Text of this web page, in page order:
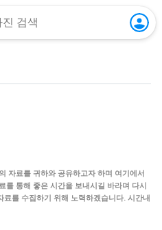
자료를 귀하와 공유하고자 하며 여기에서
를 통해 좋은 시간을 보내시길 바라며 다시
를 수집하기 위해 노력하겠습니다. 시간내